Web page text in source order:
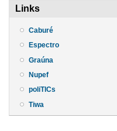
Links
Caburé
Espectro
Graúna
Nupef
poliTICs
Tiwa